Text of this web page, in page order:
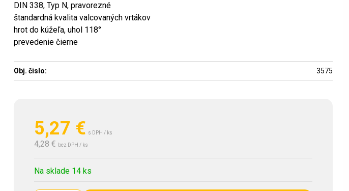
5,27 € s DPH / ks
4,28 € bez DPH / ks
Na sklade 14 ks
DIN 338, Typ N, pravorezné
štandardná kvalita valcovaných vrtákov
hrot do kúžeľa, uhol 118°
prevedenie čierne
Obj. čislo: 3575